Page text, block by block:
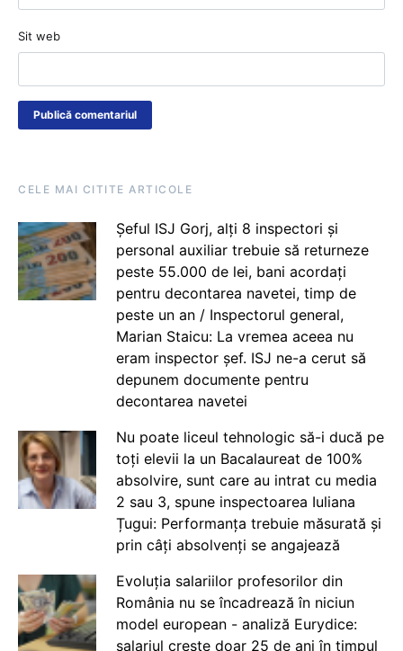
Sit web
CELE MAI CITITE ARTICOLE
Șeful ISJ Gorj, alți 8 inspectori și
personal auxiliar trebuie să returneze
peste 55.000 de lei, bani acordați
pentru decontarea navetei, timp de
peste un an / Inspectorul general,
Marian Staicu: La vremea aceea nu
eram inspector șef. ISJ ne-a cerut să
depunem documente pentru
decontarea navetei
Nu poate liceul tehnologic să-i ducă pe
toți elevii la un Bacalaureat de 100%
absolvire, sunt care au intrat cu media
2 sau 3, spune inspectoarea Iuliana
Țugui: Performanța trebuie măsurată și
prin câți absolvenți se angajează
Evoluția salariilor profesorilor din
România nu se încadrează în niciun
model european - analiză Eurydice:
salariul crește doar 25 de ani în timpul